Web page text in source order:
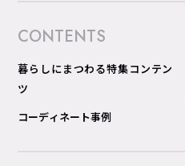
CONTENTS
暮らしにまつわる特集コンテン
ツ
コーディネート事例